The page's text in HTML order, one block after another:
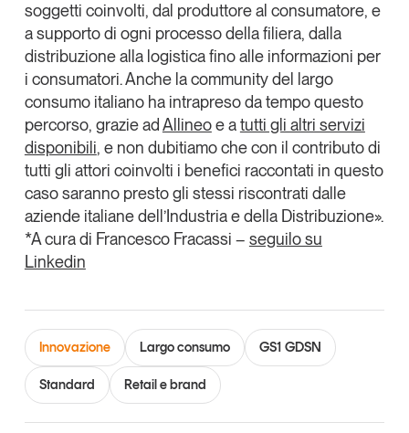
soggetti coinvolti, dal produttore al consumatore, e
a supporto di ogni processo della filiera, dalla
distribuzione alla logistica fino alle informazioni per
i consumatori. Anche la community del largo
consumo italiano ha intrapreso da tempo questo
percorso, grazie ad Allineoe atutti gli altri servizi
disponibili, e non dubitiamo che con il contributo di
tutti gli attori coinvolti i benefici raccontati in questo
caso saranno presto gli stessi riscontrati dalle
aziende italiane dell’Industria e della Distribuzione».
*A cura di Francesco Fracassi – seguilo su
Linkedin
Innovazione Largo consumo GS1 GDSN
Standard Retail e brand